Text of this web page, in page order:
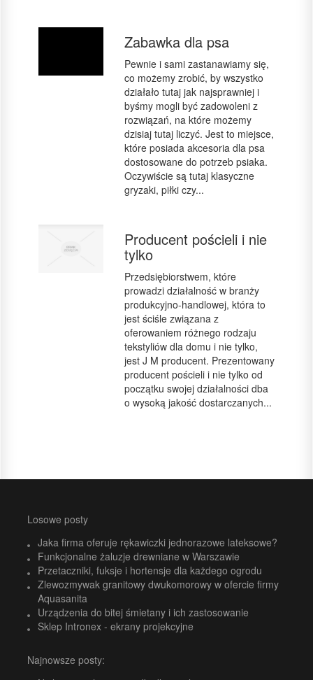
Zabawka dla psa
Pewnie i sami zastanawiamy się,
co możemy zrobić, by wszystko
działało tutaj jak najsprawniej i
byśmy mogli być zadowoleni z
rozwiązań, na które możemy
dzisiaj tutaj liczyć. Jest to miejsce,
które posiada akcesoria dla psa
dostosowane do potrzeb psiaka.
Oczywiście są tutaj klasyczne
gryzaki, piłki czy...
Producent pościeli i nie
tylko
Przedsiębiorstwem, które
prowadzi działalność w branży
produkcyjno-handlowej, która to
jest ściśle związana z
oferowaniem różnego rodzaju
tekstyliów dla domu i nie tylko,
jest J M producent. Prezentowany
producent pościeli i nie tylko od
początku swojej działalności dba
o wysoką jakość dostarczanych...
Losowe posty
Jaka firma oferuje rękawiczki jednorazowe lateksowe?
Funkcjonalne żaluzje drewniane w Warszawie
Przetaczniki, fuksje i hortensje dla każdego ogrodu
Zlewozmywak granitowy dwukomorowy w ofercie firmy
Aquasanita
Urządzenia do bitej śmietany i ich zastosowanie
Sklep Intronex - ekrany projekcyjne
Najnowsze posty: